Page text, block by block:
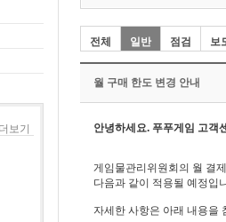
전체 일반 점검 보
월 구매 한도 변경 안내
안녕하세요. 푸푸게임 고객
게임물관리위원회의 월 결
다음과 같이 적 용될 예정입
자세한 사항은 아래 내용을